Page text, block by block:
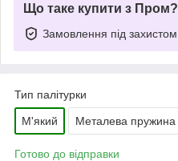
Що таке купити з Пром?
Замовлення під захистом
Тип палітурки
М'який Металева пружина
Готово до відправки